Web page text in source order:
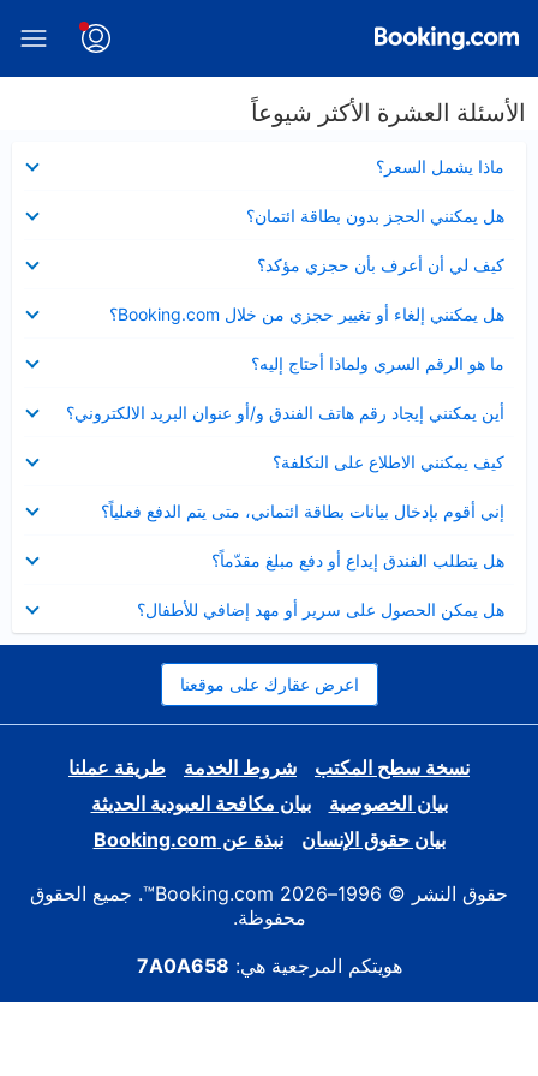
الأسئلة العشرة الأكثر شيوعاً
ماذا يشمل السعر؟
مصغر
هل يمكنني الحجز بدون بطاقة ائتمان؟
مصغر
كيف لي أن أعرف بأن حجزي مؤكد؟
مصغر
هل يمكنني إلغاء أو تغيير حجزي من خلال Booking.com؟
مصغر
ما هو الرقم السري ولماذا أحتاج إليه؟
مصغر
أين يمكنني إيجاد رقم هاتف الفندق و/أو عنوان البريد الالكتروني؟
عرض
مصغر
كيف يمكنني الاطلاع على التكلفة؟
مصغر
إني أقوم بإدخال بيانات بطاقة ائتماني، متى يتم الدفع فعلياً؟
مصغر
هل يتطلب الفندق إيداع أو دفع مبلغ مقدّماً؟
مصغر
هل يمكن الحصول على سرير أو مهد إضافي للأطفال؟
مصغر
اعرض عقارك على موقعنا
نسخة سطح المكتب شروط الخدمة
طريقة عملنا
بيان الخصوصية
بيان مكافحة العبودية الحديثة
بيان حقوق الإنسان
نبذة عن Booking.com
حقوق النشر © 1996–2026 Booking.com™. جميع الحقوق
محفوظة.
هويتكم المرجعية هي: 7A0A658